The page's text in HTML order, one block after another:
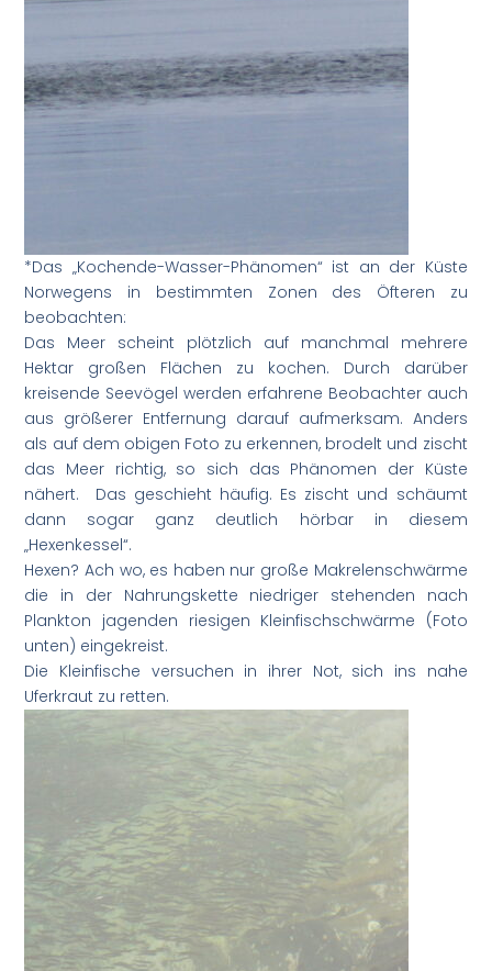
*Das „Kochende-Wasser-Phänomen“ ist an der Küste
Norwegens in bestimmten Zonen des Öfteren zu
beobachten:
Das Meer scheint plötzlich auf manchmal mehrere
Hektar großen Flächen zu kochen. Durch darüber
kreisende Seevögel werden erfahrene Beobachter auch
aus größerer Entfernung darauf aufmerksam. Anders
als auf dem obigen Foto zu erkennen, brodelt und zischt
das Meer richtig, so sich das Phänomen der Küste
nähert. Das geschieht häufig. Es zischt und schäumt
dann sogar ganz deutlich hörbar in diesem
„Hexenkessel“.
Hexen? Ach wo, es haben nur große Makrelenschwärme
die in der Nahrungskette niedriger stehenden nach
Plankton jagenden riesigen Kleinfischschwärme (Foto
unten) eingekreist.
Die Kleinfische versuchen in ihrer Not, sich ins nahe
Uferkraut zu retten.